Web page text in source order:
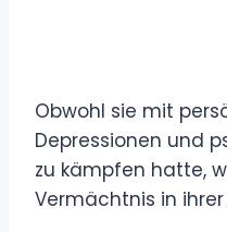
Obwohl sie mit
Depressionen und
zu kämpfen hatte,
Vermächtnis in